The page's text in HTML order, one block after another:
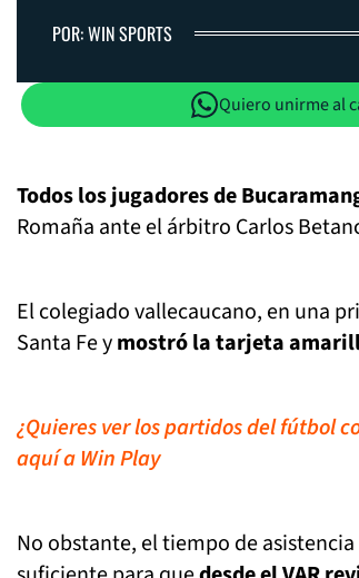
POR: WIN SPORTS
Quiero unirme al
Todos los jugadores de
Romaña ante el árbitro Carlos
El colegiado vallecaucano, en una
Santa Fe ymostró la tarjeta
¿Quieres ver los partidos del fútbol
aquí a Win Play
No obstante, el tiempo de